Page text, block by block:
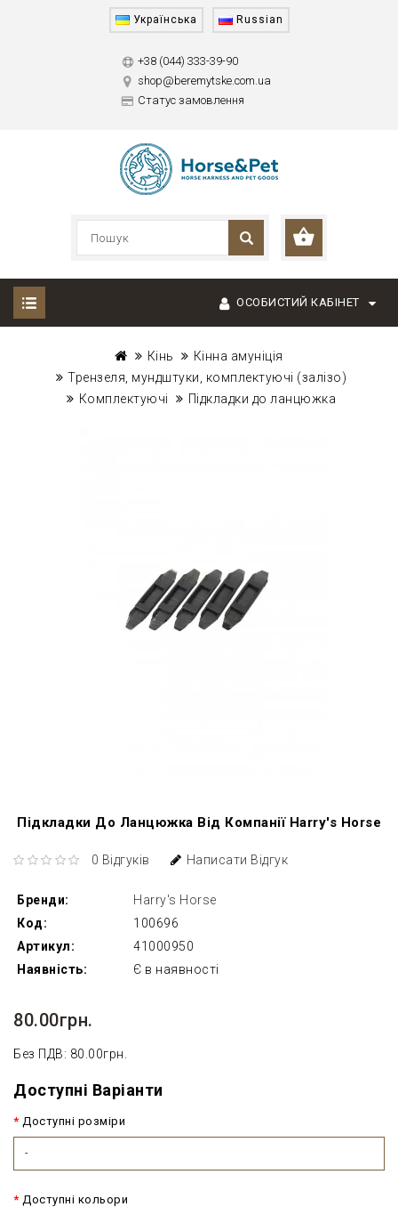
Українська Russian
+38 (044) 333-39-90
shop@beremytske.com.ua
Статус замовлення
ОСОБИСТИЙ КАБІНЕТ
Кінь
Кінна амуніція
Трензеля, мундштуки, комплектуючі (залізо)
Комплектуючі
Підкладки до ланцюжка
Підкладки До Ланцюжка Від Компанії Harry's Horse
0 Відгуків Написати Відгук
Бренди:
Harry's Horse
Код:
100696
Артикул:
41000950
Наявність:
Є в наявності
80.00грн.
Без ПДВ: 80.00грн.
Доступні Варіанти
Доступні розміри
-
Доступні кольори